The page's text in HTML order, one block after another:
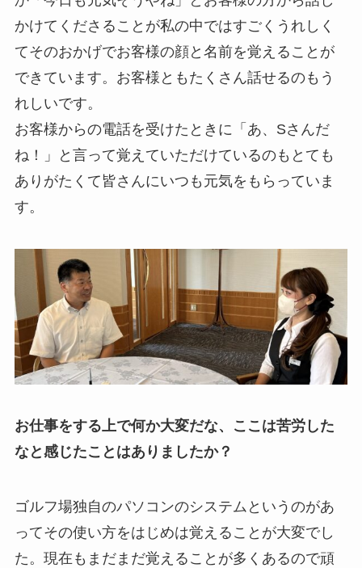
かけてくださることが私の中ではすごくうれしく
てそのおかげでお客様の顔と名前を覚えることが
できています。お客様ともたくさん話せるのもう
れしいです。
お客様からの電話を受けたときに「あ、Sさんだ
ね！」と言って覚えていただけているのもとても
ありがたくて皆さんにいつも元気をもらっていま
す。
お仕事をする上で何か大変だな、ここは苦労した
なと感じたことはありましたか？
ゴルフ場独自のパソコンのシステムというのがあ
ってその使い方をはじめは覚えることが大変でし
た。現在もまだまだ覚えることが多くあるので頑